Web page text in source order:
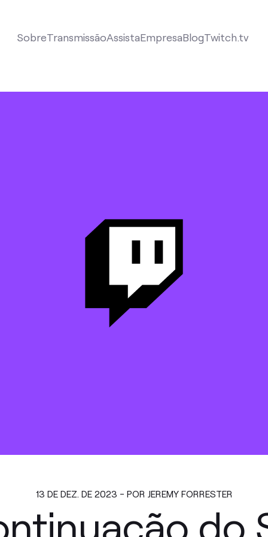
SobreTransmissãoAssistaEmpresaBlogTwitch.tv
13 DE DEZ. DE 2023 - POR JEREMY FORRESTER
do